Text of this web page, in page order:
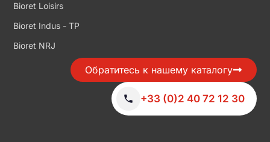
Bioret Loisirs
Bioret Indus - TP
Bioret NRJ
Обратитесь к нашему каталогу
+33 (0)2 40 72 12 30